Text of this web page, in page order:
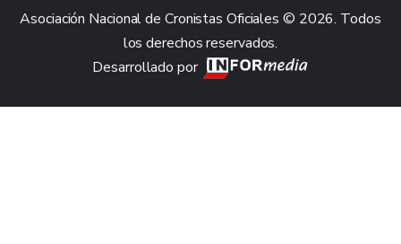
Asociación Nacional de Cronistas Oficiales © 2026. Todos
los derechos reservados.
Desarrollado por